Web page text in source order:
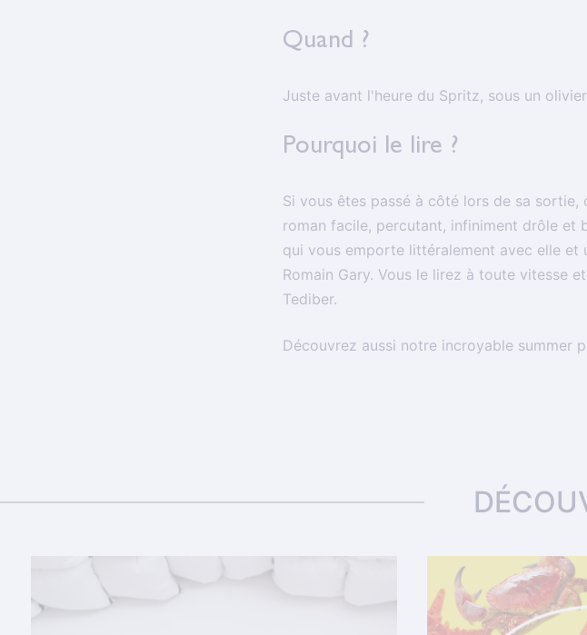
Quand ?
Juste avant l'heure du Spritz, sous un
Pourquoi le lire ?
Si vous êtes passé à côté lors de sa
roman facile, percutant, infiniment drôle et
qui vous emporte littéralement avec elle et
Romain Gary. Vous le lirez à toute vitesse
Tediber.
Découvrez aussi notre incroyable summer